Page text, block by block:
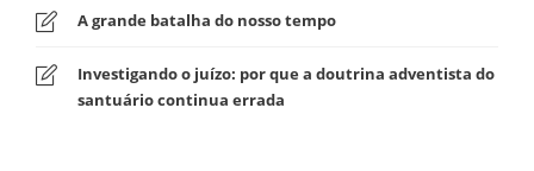
A grande batalha do nosso tempo
Investigando o juízo: por que a doutrina adventista do
santuário continua errada